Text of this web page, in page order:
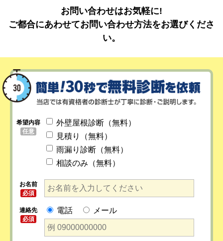
お問い合わせはお気軽に!
ご都合にあわせてお問い合わせ方法をお選びくださ
い。
希望内容
任意
外壁屋根診断（無料）
見積り（無料）
雨漏り診断（無料）
相談のみ（無料）
お名前
必須
連絡先
必須
電話 メール